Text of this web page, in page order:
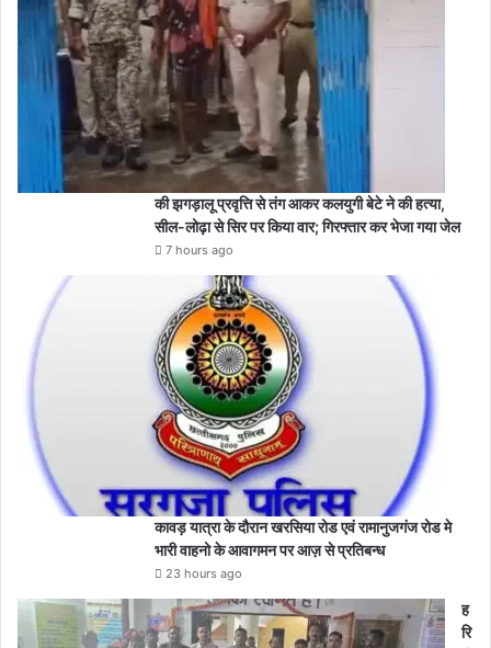
की झगड़ालू प्रवृत्ति से तंग आकर कलयुगी बेटे ने की हत्या,
सील-लोढ़ा से सिर पर किया वार; गिरफ्तार कर भेजा गया जेल
7 hours ago
कावड़ यात्रा के दौरान खरसिया रोड एवं रामानुजगंज रोड मे
भारी वाहनो के आवागमन पर आज़ से प्रतिबन्ध
23 hours ago
ह
रि